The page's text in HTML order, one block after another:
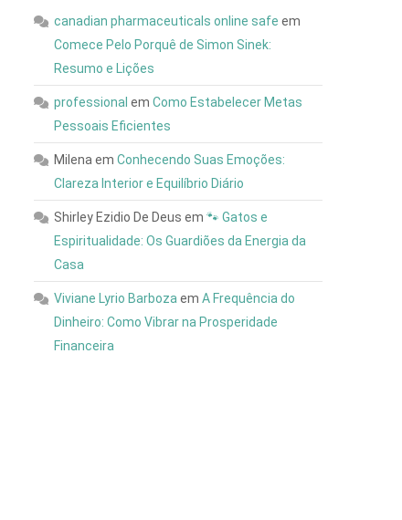
canadian pharmaceuticals online safe em
Comece Pelo Porquê de Simon Sinek:
Resumo e Lições
professional emComo Estabelecer Metas
Pessoais Eficientes
Milena emConhecendo Suas Emoções:
Clareza Interior e Equilíbrio Diário
Shirley Ezidio De Deus em🐾 Gatos e
Espiritualidade: Os Guardiões da Energia da
Casa
Viviane Lyrio Barboza emA Frequência do
Dinheiro: Como Vibrar na Prosperidade
Financeira